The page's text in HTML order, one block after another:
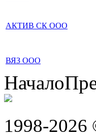
АКТИВ СК ООО
ВЯЗ ООО
Начало
1998-